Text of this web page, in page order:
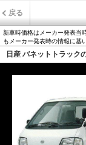
戻る
新車時価格はメーカー発表当
もメーカー発表時の情報に基
日産 バネットトラック